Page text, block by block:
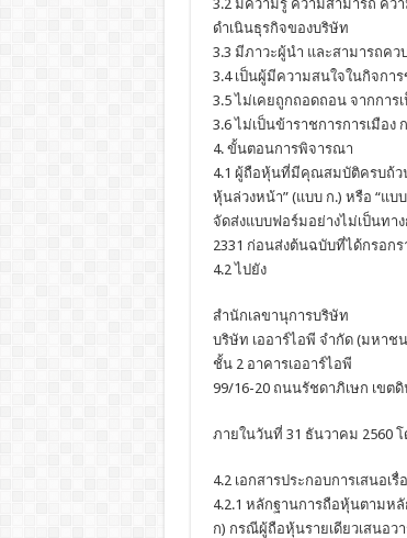
3.2 มีความรู้ ความสามารถ คว
ดำเนินธุรกิจของบริษัท
3.3 มีภาวะผู้นำ และสามารถค
3.4 เป็นผู้มีความสนใจในกิจกา
3.5 ไม่เคยถูกถอดถอน จากกา
3.6 ไม่เป็นข้าราชการการเมือง
4. ขั้นตอนการพิจารณา
4.1 ผู้ถือหุ้นที่มีคุณสมบัติครบถ้ว
หุ้นล่วงหน้า” (แบบ ก.) หรือ “แ
จัดส่งแบบฟอร์มอย่างไม่เป็นทาง
2331 ก่อนส่งต้นฉบับที่ได้กรอก
4.2 ไปยัง
สำนักเลขานุการบริษัท
บริษัท เออาร์ไอพี จำกัด (มหาช
ชั้น 2 อาคารเออาร์ไอพี
99/16-20 ถนนรัชดาภิเษก เขตดิ
ภายในวันที่ 31 ธันวาคม 2560
4.2 เอกสารประกอบการเสนอเรื่
4.2.1 หลักฐานการถือหุ้นตามห
ก) กรณีผู้ถือหุ้นรายเดียวเสนอว